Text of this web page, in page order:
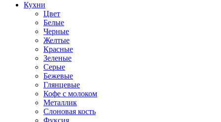
Кухни
Цвет
Белые
Черные
Желтые
Красные
Зеленые
Серые
Бежевые
Глянцевые
Кофе с молоком
Металлик
Слоновая кость
Фуксия